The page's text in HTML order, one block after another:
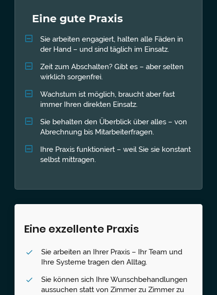
Eine gute Praxis
Sie arbeiten engagiert, halten alle Fäden in
der Hand – und sind täglich im Einsatz.
Zeit zum Abschalten? Gibt es – aber selten
wirklich sorgenfrei.
Wachstum ist möglich, braucht aber fast
immer Ihren direkten Einsatz.
Sie behalten den Überblick über alles – von
Abrechnung bis Mitarbeiterfragen.
Ihre Praxis funktioniert – weil Sie sie konstant
selbst mittragen.
Eine exzellente Praxis
Sie arbeiten an Ihrer Praxis – Ihr Team und
Ihre Systeme tragen den Alltag.
Sie können sich Ihre Wunschbehandlungen
aussuchen statt von Zimmer zu Zimmer zu